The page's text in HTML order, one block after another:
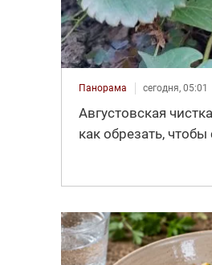
Панорама сегодня, 05:01
Августовская
как обрезать,